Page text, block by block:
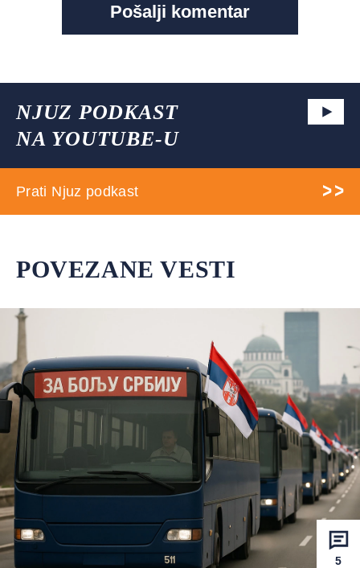
NJUZ PODKAST
NA YOUTUBE-U
Prati Njuz podkast
POVEZANE VESTI
5